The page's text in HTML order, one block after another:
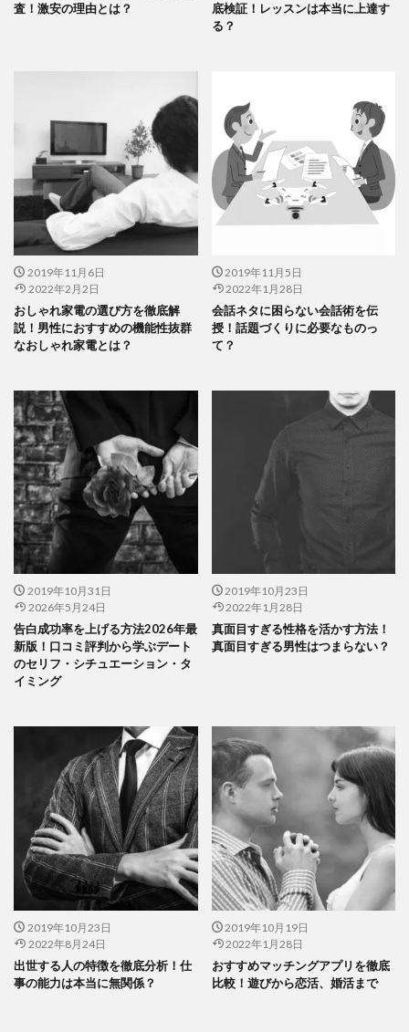
査！激安の理由とは？
底検証！レッスンは本当に上達す
る？
2019年11月6日
2022年2月2日
おしゃれ家電の選び方を徹底解
説！男性におすすめの機能性抜群
なおしゃれ家電とは？
2019年11月5日
2022年1月28日
会話ネタに困らない会話術を伝
授！話題づくりに必要なものっ
て？
2019年10月31日
2026年5月24日
告白成功率を上げる方法2026年最
新版！口コミ評判から学ぶデート
のセリフ・シチュエーション・タ
イミング
2019年10月23日
2022年1月28日
真面目すぎる性格を活かす方法！
真面目すぎる男性はつまらない？
2019年10月23日
2022年8月24日
出世する人の特徴を徹底分析！仕
事の能力は本当に無関係？
2019年10月19日
2022年1月28日
おすすめマッチングアプリを徹底
比較！遊びから恋活、婚活まで